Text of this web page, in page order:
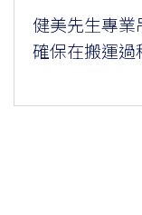
健美先生專
確保在搬運過